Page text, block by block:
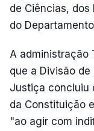
de Ciências,
do
A administração
que a Divisão
Justiça concluiu
da Constituição
"ao agir com